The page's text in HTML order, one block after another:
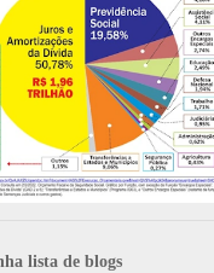
lista de blogs